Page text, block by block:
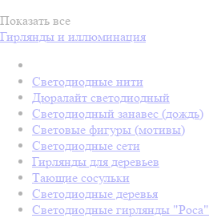
Показать все
Гирлянды и иллюминация
Светодиодные нити
Дюралайт светодиодный
Светодиодный занавес (дождь)
Световые фигуры (мотивы)
Светодиодные сети
Гирлянды для деревьев
Тающие сосульки
Светодиодные деревья
Светодиодные гирлянды "Роса"